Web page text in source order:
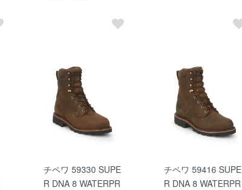
チペワ 59330 SUPE
R DNA 8 WATERPR
チペワ 59416 SUPE
R DNA 8 WATERPR